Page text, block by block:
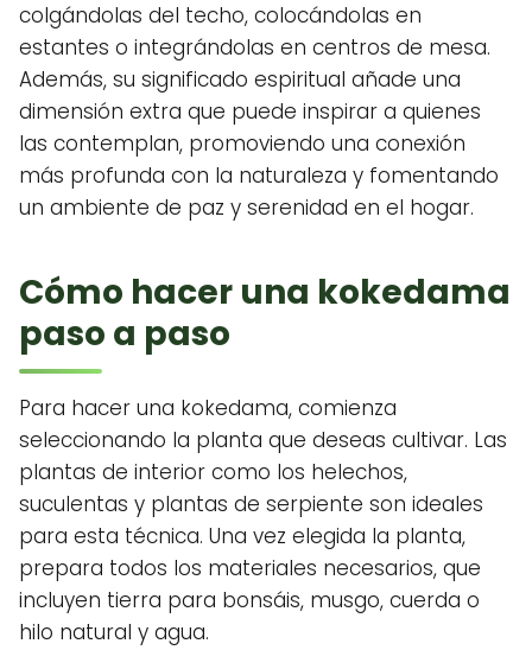
colgándolas del techo, colocándolas en
estantes o integrándolas en centros de mesa.
Además, su significado espiritual añade una
dimensión extra que puede inspirar a quienes
las contemplan, promoviendo una conexión
más profunda con la naturaleza y fomentando
un ambiente de paz y serenidad en el hogar.
Cómo hacer una kokedama
paso a paso
Para hacer una kokedama, comienza
seleccionando la planta que deseas cultivar. Las
plantas de interior como los helechos,
suculentas y plantas de serpiente son ideales
para esta técnica. Una vez elegida la planta,
prepara todos los materiales necesarios, que
incluyen tierra para bonsáis, musgo, cuerda o
hilo natural y agua.